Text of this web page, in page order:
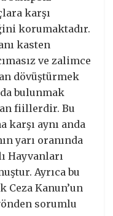
karşı
korumaktadır.
kasten
ve zalimce
dövüştürmek
bulunmak
fiillerdir. Bu
karşı aynı anda
yarı oranında
Hayvanları
Ayrıca bu
Kanun’un
sorumlu